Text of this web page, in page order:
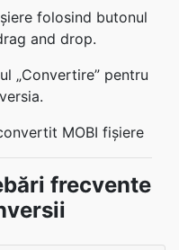
folosind butonul
and drop.
„Convertire” pentru
MOBI fișiere
frecvente